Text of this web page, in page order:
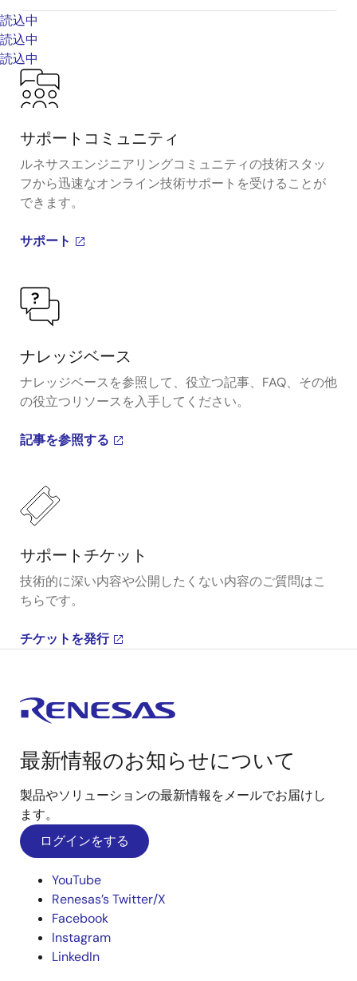
読込中
読込中
読込中
サポートコミュニティ
ルネサスエンジニアリングコミュニティの技術スタッ
フから迅速なオンライン技術サポートを受けることが
できます。
サポート
ナレッジベース
ナレッジベースを参照して、役立つ記事、FAQ、その他
の役立つリソースを入手してください。
記事を参照する
サポートチケット
技術的に深い内容や公開したくない内容のご質問はこ
ちらです。
チケットを発行
最新情報のお知らせについて
製品やソリューションの最新情報をメールでお届けし
ます。
ログインをする
YouTube
Renesas’s Twitter/X
Facebook
Instagram
LinkedIn